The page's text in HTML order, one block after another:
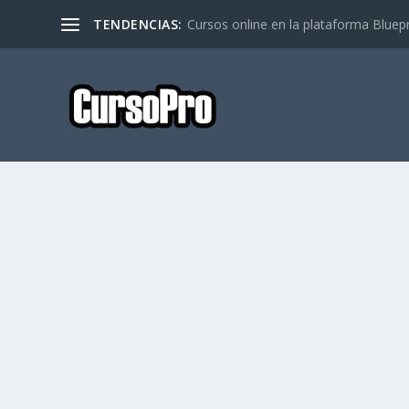
TENDENCIAS: Cursos online en la plataforma